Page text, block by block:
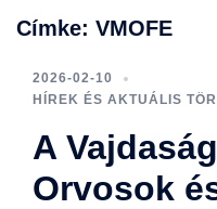
Címke: VMOFE
2026-02-10
HÍREK ÉS AKTUÁLIS
A
Orvosok